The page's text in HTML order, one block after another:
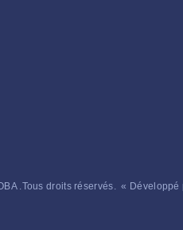
.Tous droits réservés. « Développé